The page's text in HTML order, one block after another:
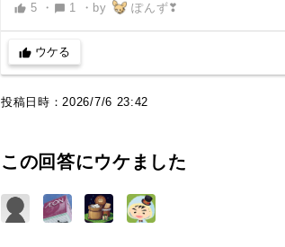
thumb_up 5 ・ chat_bubble 1 ・ by ぽんず❣
thumb_up ウケる
投稿日時：2026/7/6 23:42
この回答にウケました